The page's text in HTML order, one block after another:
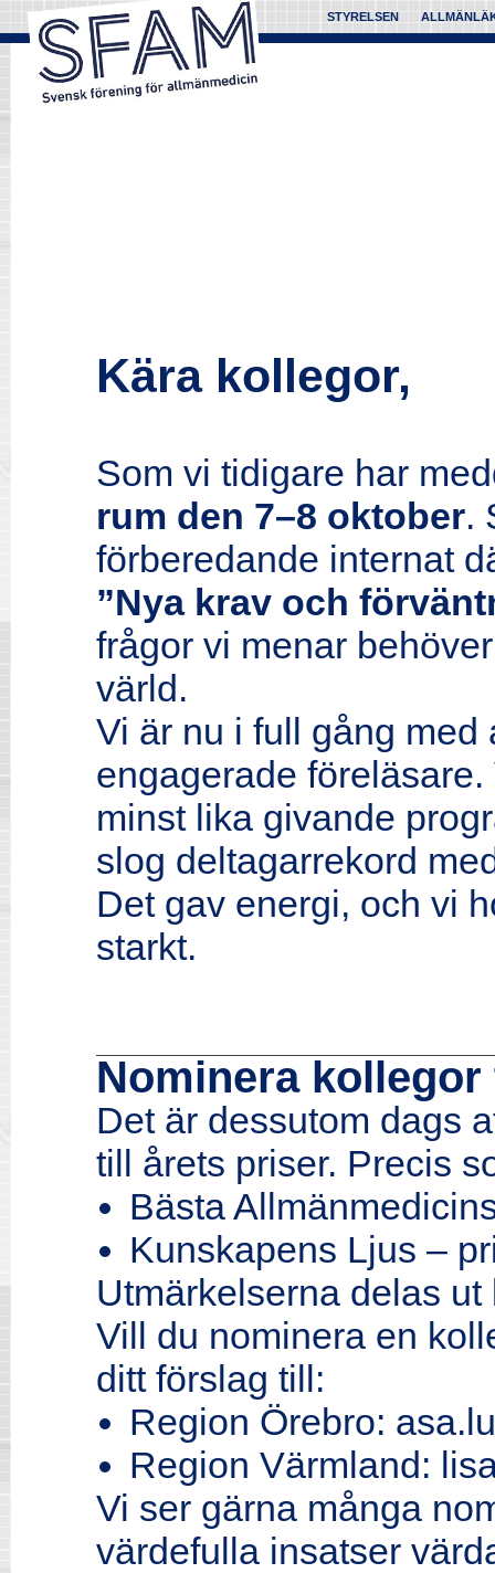
STYRELSEN
Kära kollegor,
Som vi tidigare har
rum den 7–8 oktober.
förberedande internat
”Nya krav och
frågor vi menar
värld.
Vi är nu i full gång
engagerade
minst lika givande
slog deltagarrekord
Det gav energi, och vi
starkt.
Nominera
Det är dessutom dags
till årets priser. Precis
Bästa
Kunskapens Ljus –
Utmärkelserna delas
Vill du nominera en
ditt förslag till:
Region Örebro:
Region Värmland:
Vi ser gärna många
värdefulla insatser